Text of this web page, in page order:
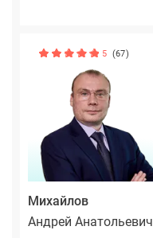
5 (67)
Михайлов
Андрей Анатольевич